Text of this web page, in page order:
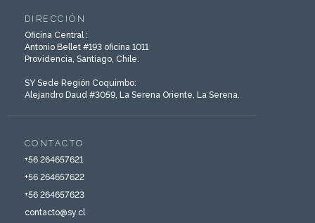
DIRECCIÓN
Oficina Central :
Antonio Bellet #193 oficina 1011
Providencia, Santiago, Chile.
SY Sede Región Coquimbo:
Alejandro Daud #3059, La Serena Oriente, La Serena.
CONTACTO
‎+56 264657621
+56 264657622
‎+56 264657623
contacto@sy.cl